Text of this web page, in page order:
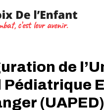
de
Pédiatrique